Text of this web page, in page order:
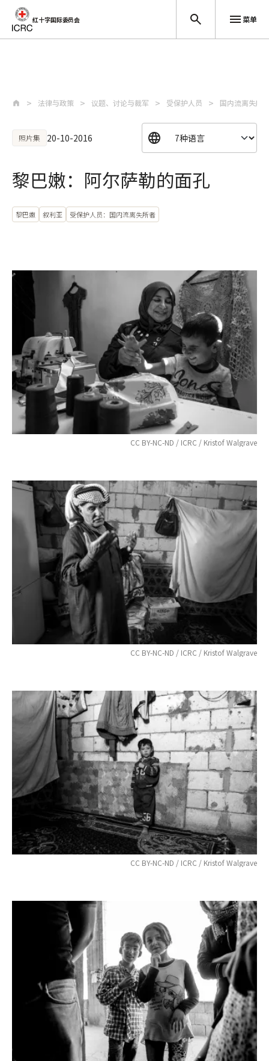
红十字国际委员会 菜单
法律与政策 议题、讨论与裁军 受保护人员 国内流离失所
照片集 20-10-2016
黎巴嫩：阿尔萨勒的面孔
黎巴嫩 叙利亚 受保护人员：国内流离失所者
CC BY-NC-ND / ICRC / Kristof Walgrave
CC BY-NC-ND / ICRC / Kristof Walgrave
CC BY-NC-ND / ICRC / Kristof Walgrave